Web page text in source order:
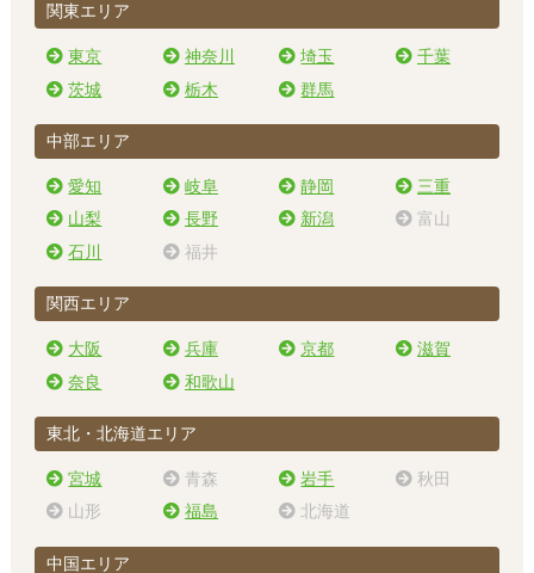
関東エリア
東京 神奈川 埼玉
千葉
茨城
栃木 群馬
中部エリア
愛知 岐阜 静岡
三重
山梨
長野 新潟
富山
石川
福井
関西エリア
大阪 兵庫 京都
滋賀
奈良
和歌山
東北・北海道エリア
宮城 青森 岩手
秋田
山形
福島 北海道
中国エリア